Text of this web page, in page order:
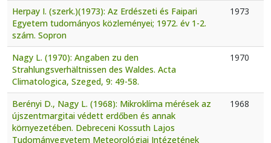
Herpay I. (szerk.)(1973): Az Erdészeti és Faipari
Egyetem tudományos közleményei; 1972. év 1-2.
szám. Sopron
1973
Nagy L. (1970): Angaben zu den
Strahlungsverhältnissen des Waldes. Acta
Climatologica, Szeged, 9: 49-58.
1970
Berényi D., Nagy L. (1968): Mikroklíma mérések az
újszentmargitai védett erdőben és annak
környezetében. Debreceni Kossuth Lajos
Tudományegyetem Meteorológiai Intézetének
1968